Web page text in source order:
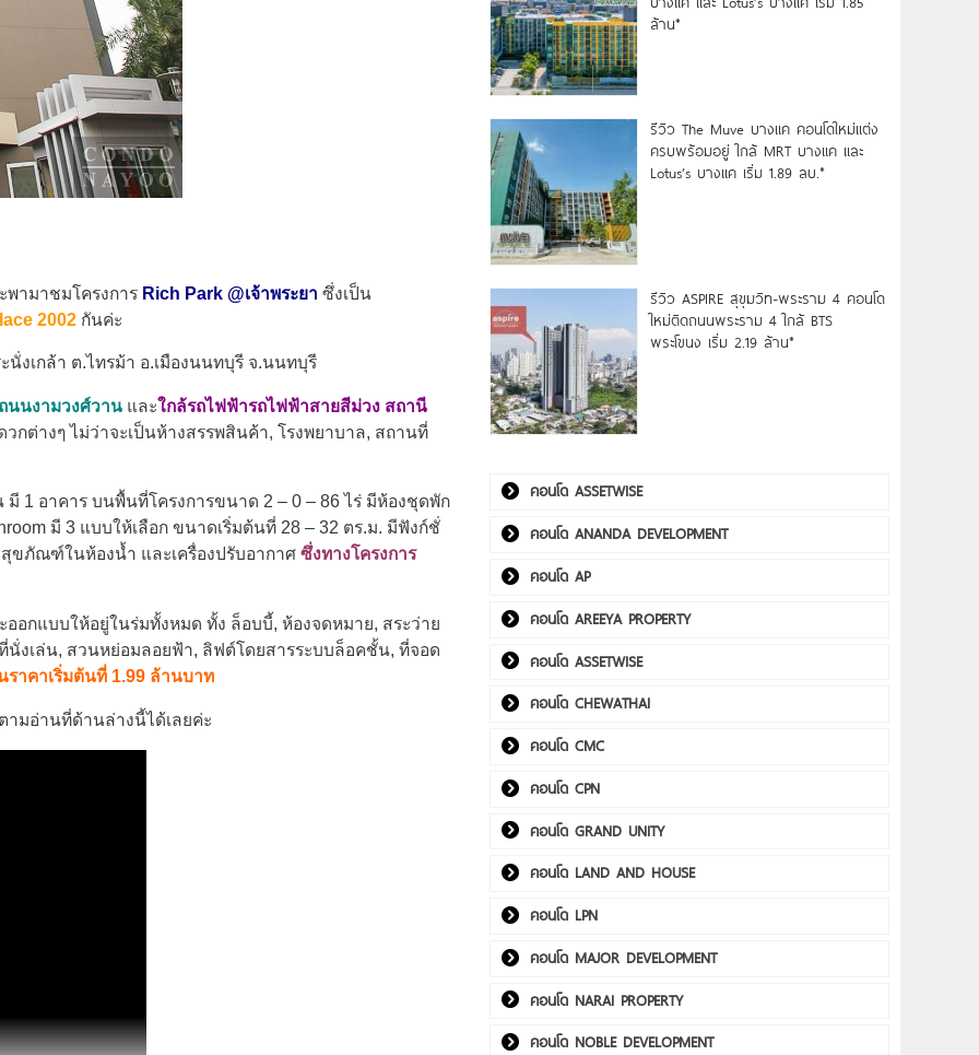
พามาชมโครงการ Rich Park @เจ้าพระยา ซึ่งเป็น
2002 กันค่ะ
นั่งเกล้า ต.ไทรม้า อ.เมืองนนทบุรี จ.นนทบุรี
นนงามวงศ์วาน และใกล้รถไฟฟ้ารถไฟฟ้าสายสีม่วง สถานี
กต่างๆ ไม่ว่าจะเป็นห้างสรรพสินค้า, โรงพยาบาล, สถานที่
มี 1 อาคาร บนพื้นที่โครงการขนาด 2 – 0 – 86 ไร่ มีห้องชุดพัก
มี 3 แบบให้เลือก ขนาดเริ่มต้นที่ 28 – 32 ตร.ม. มีฟังก์ชั่
ขภัณฑ์ในห้องน้ำ และเครื่องปรับอากาศ ซึ่งทางโครงการ
อกแบบให้อยู่ในร่มทั้งหมด ทั้ง ล็อบบี้, ห้องจดหมาย, สระว่าย
นั่งเล่น, สวนหย่อมลอยฟ้า, ลิฟต์โดยสารระบบล็อคชั้น, ที่จอด
ราคาเริ่มต้นที่ 1.99 ล้านบาท
ามอ่านที่ด้านล่างนี้ได้เลยค่ะ
ล้าน*
รีวิว The Muve บางแค คอนโดใหม่แต่ง
ครบพร้อมอยู่ ใกล้ MRT บางแค และ
Lotus’s บางแค เริ่ม 1.89 ลบ.*
รีวิว ASPIRE สุขุมวิท-พระราม 4 คอนโด
ใหม่ติดถนนพระราม 4 ใกล้ BTS
พระโขนง เริ่ม 2.19 ล้าน*
คอนโด ASSETWISE
คอนโด ANANDA DEVELOPMENT
คอนโด AP
คอนโด AREEYA PROPERTY
คอนโด ASSETWISE
คอนโด CHEWATHAI
คอนโด CMC
คอนโด CPN
คอนโด GRAND UNITY
คอนโด LAND AND HOUSE
คอนโด LPN
คอนโด MAJOR DEVELOPMENT
คอนโด NARAI PROPERTY
คอนโด NOBLE DEVELOPMENT